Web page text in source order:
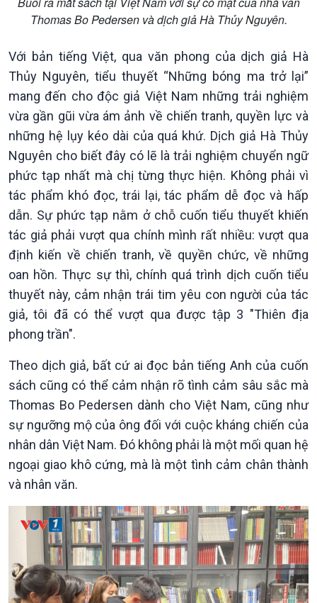
Xã hội
Tin Đời sống & Xã hội
360 độ Sức khỏe
Chuyển đổi Xanh
Tài nguyên và Môi trường
Chuyên gia của bạn
Xã hội chuyển động
Bước chân đến trường
Khoa học & Công nghệ
Tin Khoa học & Công nghệ
Kết nối công nghệ
Sống chung với biến đổi
khí hậu
Văn hoá & Du lịch
Tin Văn hoá & Du lịch
Chát với người nổi tiếng
Câu chuyện Thể thao
Multimedia
Ảnh
Video
Infographic
Thomas Bo Pedersen và dịch giả Hà Thủy Nguyên.
Với bản tiếng Việt, qua văn phong của dịch giả Hà
Thủy Nguyên, tiểu thuyết “Những bóng ma trở lại”
mang đến cho độc giả Việt Nam những trải nghiệm
vừa gần gũi vừa ám ảnh về chiến tranh, quyền lực và
những hệ lụy kéo dài của quá khứ. Dịch giả Hà Thủy
Nguyên cho biết đây có lẽ là trải nghiệm chuyển ngữ
phức tạp nhất mà chị từng thực hiện. Không phải vì
tác phẩm khó đọc, trái lại, tác phẩm dễ đọc và hấp
dẫn. Sự phức tạp nằm ở chỗ cuốn tiểu thuyết khiến
tác giả phải vượt qua chính mình rất nhiều: vượt qua
định kiến về chiến tranh, về quyền chức, về những
oan hồn. Thực sự thì, chính quá trình dịch cuốn tiểu
thuyết này, cảm nhận trái tim yêu con người của tác
giả, tôi đã có thể vượt qua được tập 3 "Thiên địa
phong trần".
Theo dịch giả, bất cứ ai đọc bản tiếng Anh của cuốn
sách cũng có thể cảm nhận rõ tình cảm sâu sắc mà
Thomas Bo Pedersen dành cho Việt Nam, cũng như
sự ngưỡng mộ của ông đối với cuộc kháng chiến của
nhân dân Việt Nam. Đó không phải là một mối quan hệ
ngoại giao khô cứng, mà là một tình cảm chân thành
và nhân văn.